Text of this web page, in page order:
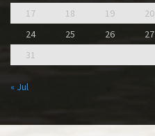
17
18 19 20
24
25 26 27
31
« Jul